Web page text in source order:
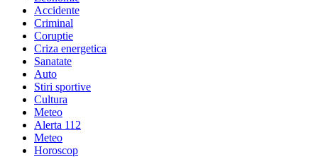
Accidente
Criminal
Coruptie
Criza energetica
Sanatate
Auto
Stiri sportive
Cultura
Meteo
Alerta 112
Meteo
Horoscop